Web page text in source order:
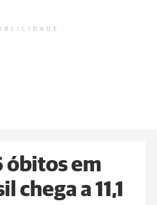
óbitos em
chega a 11,1